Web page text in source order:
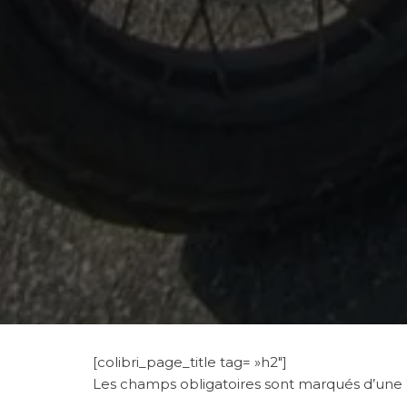
[colibri_page_title tag= »h2″]
Les champs obligatoires sont marqués d’une